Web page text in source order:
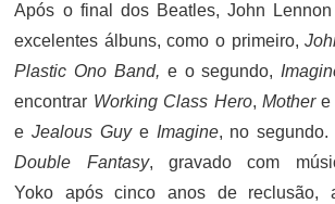
Após o final dos Beatles, John
excelentes álbuns, como o primeiro,
Plastic Ono Band, e o segundo,
encontrar Working Class Hero, Mothere
eJealous Guye Imagine, no segundo.
Double Fantasy, gravado com
Yoko após cinco anos de reclusão,